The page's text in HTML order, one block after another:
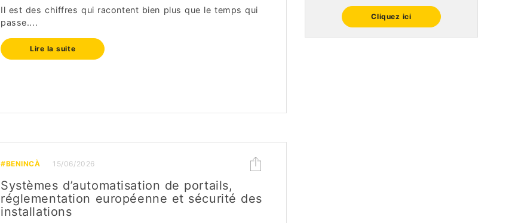
Il est des chiffres qui racontent bien plus que le temps qui
passe....
Lire la suite
#BENINCÀ 15/06/2026
Systèmes d’automatisation de portails,
réglementation européenne et sécurité des
installations
Cliquez ici